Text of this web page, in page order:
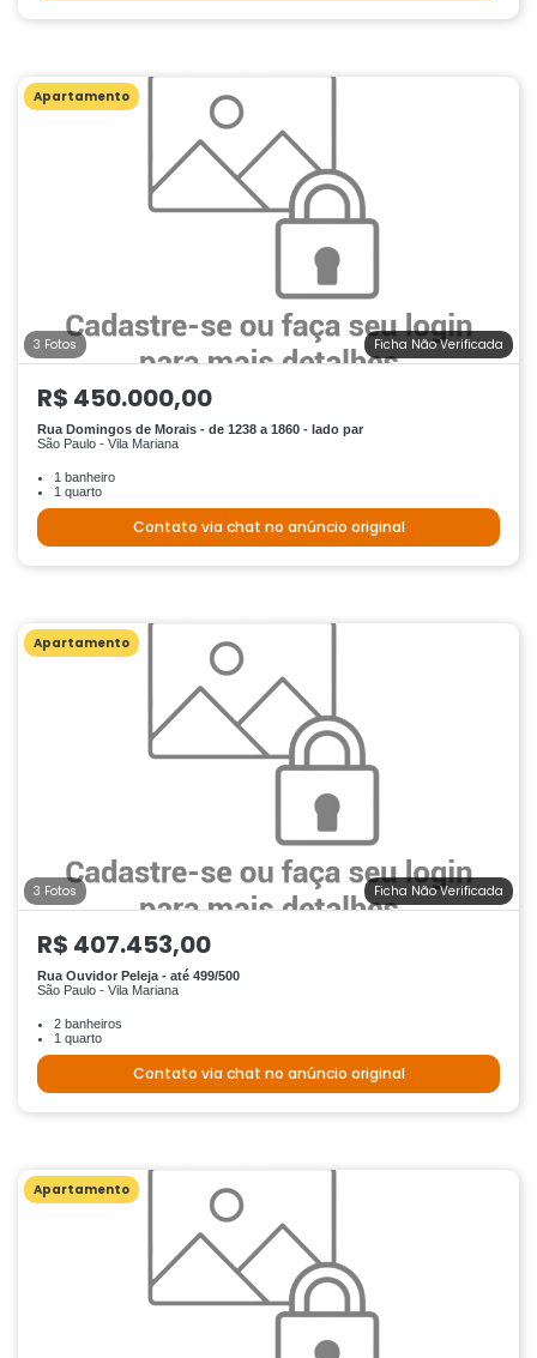
Apartamento
3 Fotos Ficha Não Verificada
R$ 450.000,00
Rua Domingos de Morais - de 1238 a 1860 - lado par
São Paulo - Vila Mariana
1 banheiro
1 quarto
Contato via chat no anúncio original
Apartamento
3 Fotos Ficha Não Verificada
R$ 407.453,00
Rua Ouvidor Peleja - até 499/500
São Paulo - Vila Mariana
2 banheiros
1 quarto
Contato via chat no anúncio original
Apartamento